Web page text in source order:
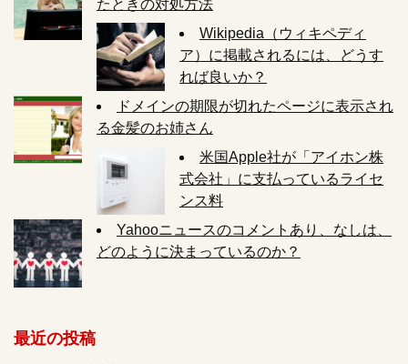
たときの対処方法
Wikipedia（ウィキペディ
ア）に掲載されるには、どうす
れば良いか？
ドメインの期限が切れたページに表示され
る金髪のお姉さん
米国Apple社が「アイホン株
式会社」に支払っているライセ
ンス料
Yahooニュースのコメントあり、なしは、
どのように決まっているのか？
最近の投稿